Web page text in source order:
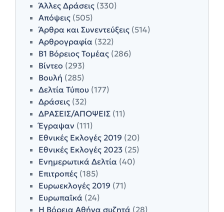
Άλλες Δράσεις (330)
Απόψεις (505)
Άρθρα και Συνεντεύξεις (514)
Αρθρογραφία (322)
Β1 Βόρειος Τομέας (286)
Βίντεο (293)
Βουλή (285)
Δελτία Τύπου (177)
Δράσεις (32)
ΔΡΑΣΕΙΣ/ΑΠΟΨΕΙΣ (11)
Έγραψαν (111)
Εθνικές Εκλογές 2019 (20)
Εθνικές Εκλογές 2023 (25)
Ενημερωτικά Δελτία (40)
Επιτροπές (185)
Ευρωεκλογές 2019 (71)
Ευρωπαϊκά (24)
Η Βόρεια Αθήνα συζητά (28)